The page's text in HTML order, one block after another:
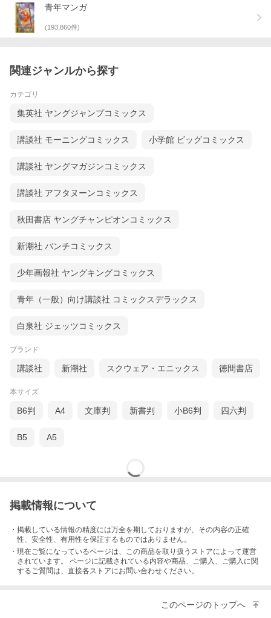
青年マンガ
(193,860件)
関連ジャンルから探す
カテゴリ
集英社 ヤングジャンプコミックス
講談社 モーニングコミックス 小学館 ビッグコミックス
講談社 ヤングマガジンコミックス
講談社 アフタヌーンコミックス
秋田書店 ヤングチャンピオンコミックス
新潮社 バンチコミックス
少年画報社 ヤングキングコミックス
青年（一般）向け講談社 コミックスデラックス
白泉社 ジェッツコミックス
ブランド
講談社 新潮社 スクウェア・エニックス 徳間書店
本サイズ
B6判 A4 文庫判 新書判 小B6判 四六判
B5 A5
掲載情報について
・掲載している情報の精度には万全を期しておりますが、その内容の正確
性、安全性、有用性を保証するものではありません。
・現在ご覧になっているページは、この商品を取り扱うストアによって運営
されています。 ページに記載されている内容や商品、ご購入 、ご購入に関
するご質問は、直接各ストアにお問い合わせください。
このページのトップへ